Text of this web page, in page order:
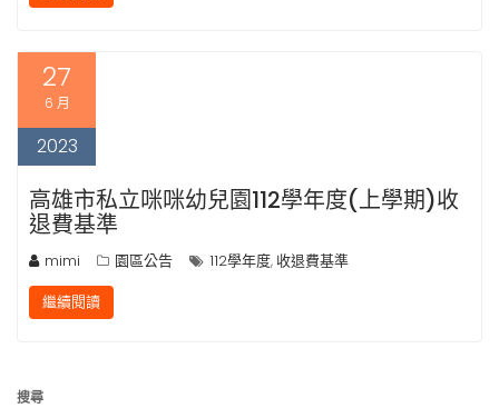
27
6 月
2023
高雄市私立咪咪幼兒園112學年度(上學期)收
退費基準
mimi 園區公告 112學年度, 收退費基準
繼續閱讀
搜尋